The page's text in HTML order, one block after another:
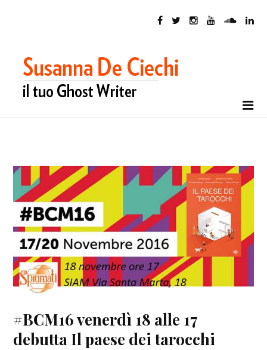
#BCM16 venerdì 18 alle 17
debutta Il paese dei tarocchi